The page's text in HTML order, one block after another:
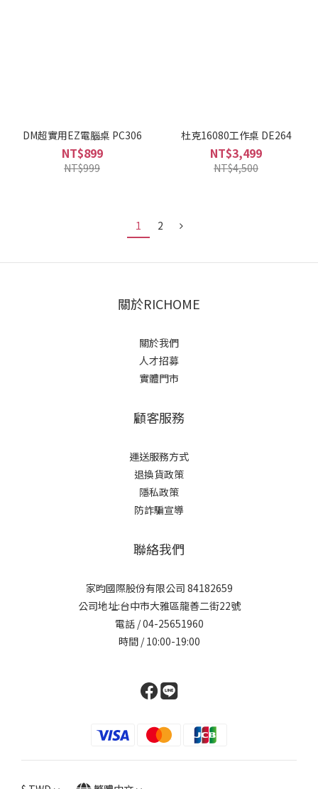
DM超實用EZ電腦桌 PC306
NT$899
NT$999
杜克16080工作桌 DE264
NT$3,499
NT$4,500
1 2
關於RICHOME
關於我們
人才招募
實體門市
顧客服務
運送服務方式
退換貨政策
隱私政策
防詐騙宣導
聯絡我們
家昀國際股份有限公司 84182659
公司地址:台中市大雅區龍善二街22號
電話 / 04-25651960
時間 / 10:00-19:00